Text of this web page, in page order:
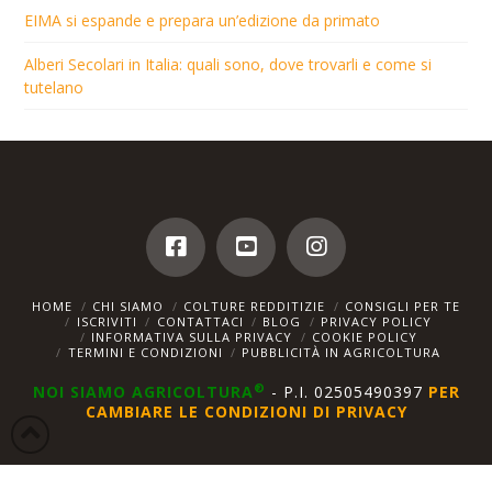
EIMA si espande e prepara un’edizione da primato
Alberi Secolari in Italia: quali sono, dove trovarli e come si
tutelano
HOME CHI SIAMO COLTURE REDDITIZIE
CONSIGLI PER TE
ISCRIVITI
CONTATTACI BLOG
PRIVACY POLICY
INFORMATIVA SULLA PRIVACY
COOKIE POLICY
TERMINI E CONDIZIONI
PUBBLICITÀ IN AGRICOLTURA
NOI SIAMO AGRICOLTURA® - P.I. 02505490397 PER
CAMBIARE LE CONDIZIONI DI PRIVACY